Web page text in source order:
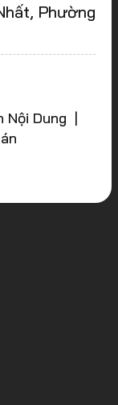
Phường
Nội Dung |